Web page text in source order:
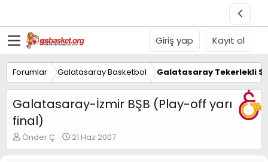
Giriş yap Kayıt ol
Forumlar Galatasaray Basketbol Galatasaray Tekerlekli
Galatasaray-İzmir BŞB (Play-off yarı
final)
K
o
Önder Ç.
B
a
21 Haz 2007